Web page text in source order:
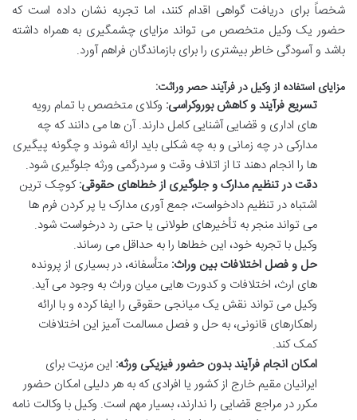
شخصاً برای دریافت گواهی اقدام کنند، اما تجربه نشان داده است که
حضور یک وکیل متخصص می تواند مزایای چشمگیری به همراه داشته
باشد و آسودگی خاطر بیشتری را برای بازماندگان فراهم آورد.
مزایای استفاده از وکیل در فرآیند حصر وراثت:
تسریع فرآیند و کاهش بوروکراسی: وکلای متخصص با تمام رویه
های اداری و قضایی آشنایی کامل دارند. آن ها می دانند که چه
مدارکی در چه زمانی و به چه شکلی باید ارائه شوند و چگونه پیگیری
ها را انجام دهند تا از اتلاف وقت و سردرگمی ورثه جلوگیری شود.
دقت در تنظیم مدارک و جلوگیری از خطاهای حقوقی:کوچک ترین
اشتباه در تنظیم دادخواست، جمع آوری مدارک یا پر کردن فرم ها
می تواند منجر به تأخیرهای طولانی یا حتی رد درخواست شود.
وکیل با تجربه خود، این خطاها را به حداقل می رساند.
حل و فصل اختلافات بین وراث: متأسفانه، در بسیاری از پرونده
های ارث، اختلافات و کدورت هایی میان وراث به وجود می آید.
وکیل می تواند نقش یک میانجی حقوقی را ایفا کرده و با ارائه
راهکارهای قانونی، به حل و فصل مسالمت آمیز این اختلافات
کمک کند.
امکان انجام فرآیند بدون حضور فیزیکی ورثه: این مزیت برای
ایرانیان مقیم خارج از کشور یا افرادی که به هر دلیلی امکان حضور
مکرر در مراجع قضایی را ندارند، بسیار مهم است. وکیل با وکالت نامه